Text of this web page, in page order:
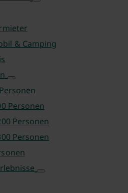
& Camping
Personen
Personen
Personen